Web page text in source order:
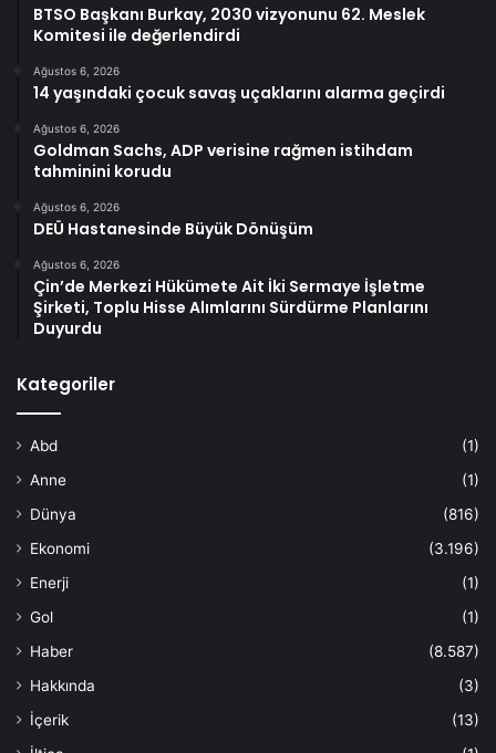
BTSO Başkanı Burkay, 2030 vizyonunu 62. Meslek
Komitesi ile değerlendirdi
Ağustos 6, 2026
14 yaşındaki çocuk savaş uçaklarını alarma geçirdi
Ağustos 6, 2026
Goldman Sachs, ADP verisine rağmen istihdam
tahminini korudu
Ağustos 6, 2026
DEÜ Hastanesinde Büyük Dönüşüm
Ağustos 6, 2026
Çin’de Merkezi Hükümete Ait İki Sermaye İşletme
Şirketi, Toplu Hisse Alımlarını Sürdürme Planlarını
Duyurdu
Kategoriler
Abd
(1)
Anne
(1)
Dünya
(816)
Ekonomi
(3.196)
Enerji
(1)
Gol
(1)
Haber
(8.587)
Hakkında
(3)
İçerik
(13)